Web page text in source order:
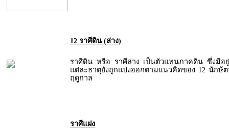
12 ราศีดิน (ล่าง)
ราศีดิน หรือ ราศีล่าง เป็นตัวแทนภาคดิน ซึ่งมี
แต่ละธาตุยังถูกแบ่งออกตามแนวคิดของ 12 นักษั
ฤดูกาล
ราศีแฝง